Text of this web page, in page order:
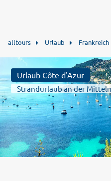
alltours Urlaub Frankreich
Urlaub Côte d'Azur
Strandurlaub an der